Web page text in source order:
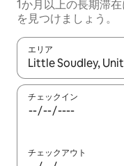
1か月以上の長期滞
を見つけましょう。
エリア
検索結果が表示され
チェックイン
チェックアウト